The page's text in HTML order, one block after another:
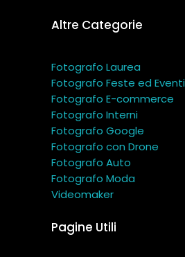
Altre Categorie
Fotografo Laurea
Fotografo Feste ed Eventi
Fotografo E-commerce
Fotografo Interni
Fotografo Google
Fotografo con Drone
Fotografo Auto
Fotografo Moda
Videomaker
Pagine Utili